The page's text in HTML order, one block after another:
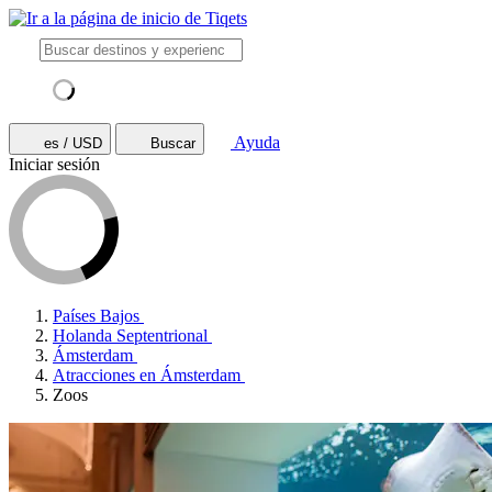
es / USD Buscar
Ayuda
Iniciar sesión
Países Bajos
Holanda Septentrional
Ámsterdam
Atracciones en Ámsterdam
Zoos